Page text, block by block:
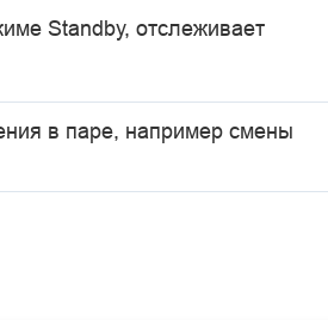
Standby, отслеживает
в паре, например смены